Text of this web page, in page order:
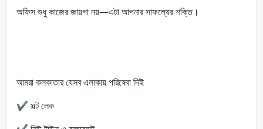
অফিস শুধু কাজের জায়গা নয়—এটা আপনার সাফল্যের শক্তি।
আমরা কলকাতার যেসব এলাকায় পরিষেবা দিই
✔️ সল্ট লেক